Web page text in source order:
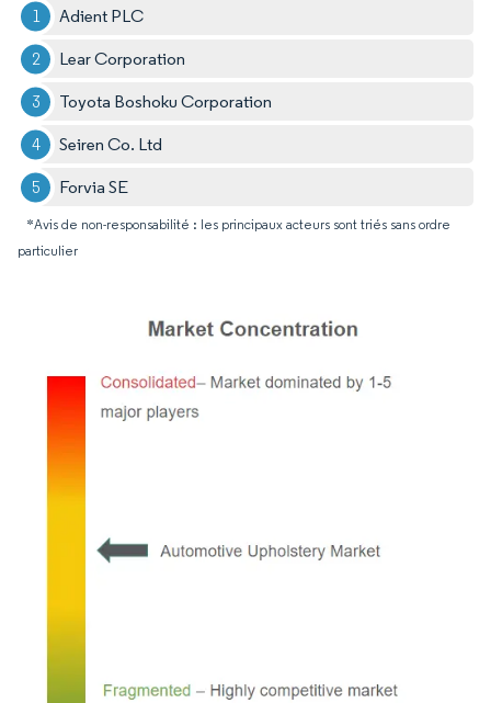
Adient PLC
Lear Corporation
Toyota Boshoku Corporation
Seiren Co. Ltd
Forvia SE
*Avis de non-responsabilité : les principaux acteurs sont triés sans ordre
particulier